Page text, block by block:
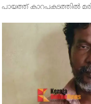
പായത്ത് കാറപകടത്തില്‍
എം.കെ.കേശവനാ(74)ണ്